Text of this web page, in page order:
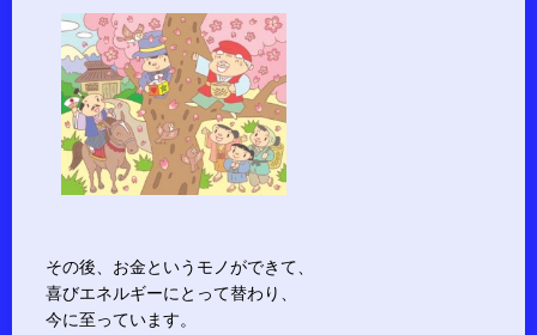
その後、お金というモノができて、
喜びエネルギーにとって替わり、
今に至っています。